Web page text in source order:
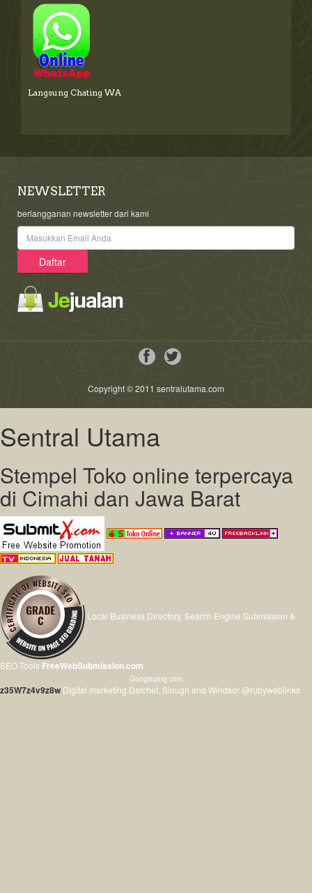
Langsung Chating WA
NEWSLETTER
berlangganan newsletter dari kami
Copyright © 2011 sentralutama.com
Sentral Utama
Stempel Toko online terpercaya
di Cimahi dan Jawa Barat
Local Business Directory, Search Engine Submission &
SEO Tools FreeWebSubmission.com
Googleping.com
z35W7z4v9z8w Digital marketing Datchet, Slough and Windsor @rubyweblinks